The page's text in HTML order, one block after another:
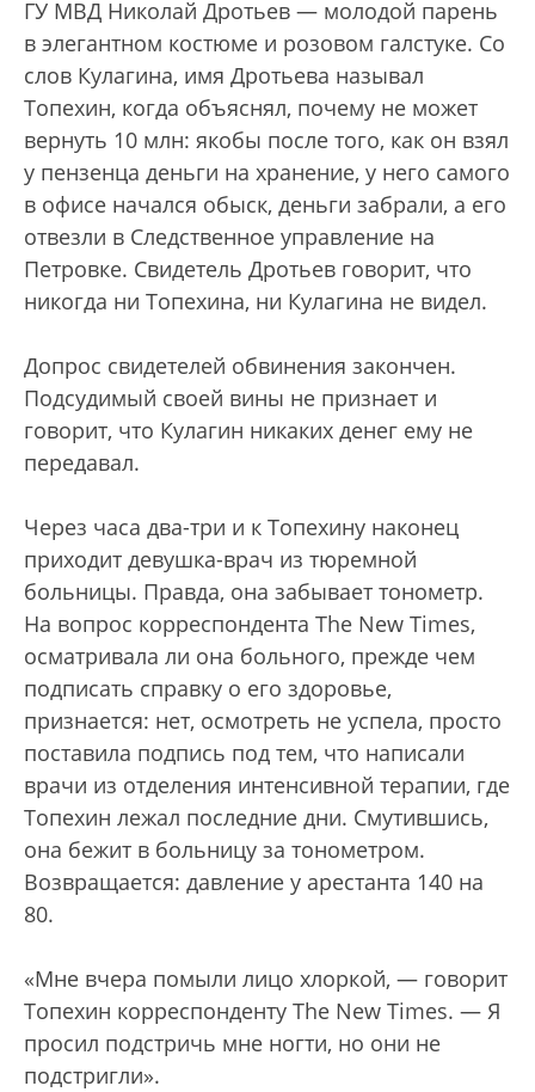
ГУ МВД Николай Дротьев — молодой парень
в элегантном костюме и розовом галстуке. Со
слов Кулагина, имя Дротьева называл
Топехин, когда объяснял, почему не может
вернуть 10 млн: якобы после того, как он взял
у пензенца деньги на хранение, у него самого
в офисе начался обыск, деньги забрали, а его
отвезли в Следственное управление на
Петровке. Свидетель Дротьев говорит, что
никогда ни Топехина, ни Кулагина не видел.
Допрос свидетелей обвинения закончен.
Подсудимый своей вины не признает и
говорит, что Кулагин никаких денег ему не
передавал.
Через часа два-три и к Топехину наконец
приходит девушка-врач из тюремной
больницы. Правда, она забывает тонометр.
На вопрос корреспондента The New Times,
осматривала ли она больного, прежде чем
подписать справку о его здоровье,
признается: нет, осмотреть не успела, просто
поставила подпись под тем, что написали
врачи из отделения интенсивной терапии, где
Топехин лежал последние дни. Смутившись,
она бежит в больницу за тонометром.
Возвращается: давление у арестанта 140 на
80.
«Мне вчера помыли лицо хлоркой, — говорит
Топехин корреспонденту The New Times. — Я
просил подстричь мне ногти, но они не
подстригли».